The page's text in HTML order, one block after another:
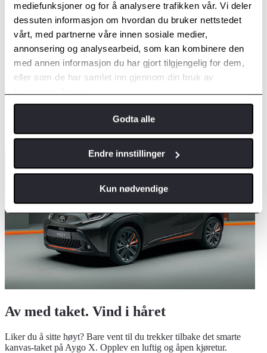
mediefunksjoner og for å analysere trafikken vår. Vi deler
dessuten informasjon om hvordan du bruker nettstedet
vårt, med partnerne våre innen sosiale medier,
annonsering og analysearbeid, som kan kombinere den
med annen informasjon du har gjort tilgjengelig for dem,
eller som de har samlet inn gjennom din bruk av
Godta alle
Endre innstillinger
Kun nødvendige
Tøft utseende
Nye Aygo X har et sterkt og stilig design med to-tonelakk. Smale
LED-lykter viser veien videre, mens lyktene bak beholder sin
ikoniske AYGO-signatur. Aluminumiumfelger på 18" under de
brede skjermbuene gir god kontakt med veien og bidrar til en fin og
stabil kjøreopplevelse.
Kupèen er komfortabel både for fører og passasjerer. Smarte detaljer
setene til oppbevaringsmuligheter som er laget med tanke på
passasjerene.
Av med taket. Vind i håret
Liker du å sitte høyt? Bare vent til du trekker tilbake det smarte
kanvas-taket på Aygo X. Opplev en luftig og åpen kjøretur.